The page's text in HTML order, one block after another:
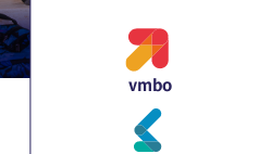
vmbo